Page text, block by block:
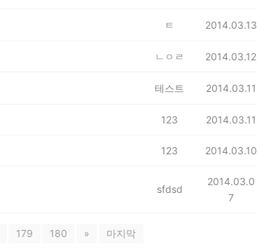
ㅌ 2014.03.13
ㄴㅇㄹ 2014.03.12
테스트 2014.03.11
123 2014.03.11
123 2014.03.10
sfdsd
2014.03.0
7
179 180 » 마지막